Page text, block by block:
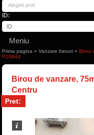
Alegeti pret
ID:
Meniu
Prima pagina »Vanzare birouri » Birou
P20844
Birou de vanzare,
Centru
Pret: